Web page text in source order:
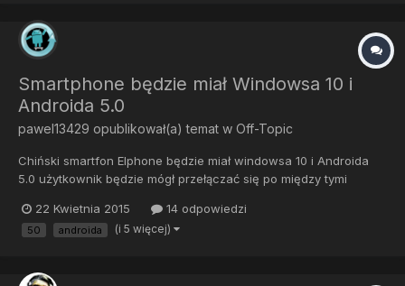
Smartphone będzie miał Windowsa 10 i
Androida 5.0
pawel13429 opublikował(a) temat w Off-Topic
Chiński smartfon Elphone będzie miał windowsa 10 i Androida
5.0 użytkownik będzie mógł przełączać się po między tymi
rozdzielczości 2560x1440 pikseli. - 4rdzeniowy układ intela. -
4gb pamięci ram - 32gb pamięci wewnętrznej - 20,7Mpx apara...
22 Kwietnia 2015 14 odpowiedzi
50 androida (i 5 więcej)